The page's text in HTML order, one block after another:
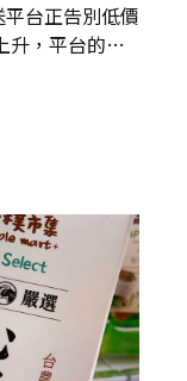
台正告別低價
升，平台的下
據與即時轉
平台流量支